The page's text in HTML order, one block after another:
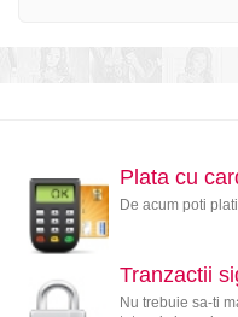
Plata cu
De acum poti
Tranzactii
Nu trebuie sa-ti